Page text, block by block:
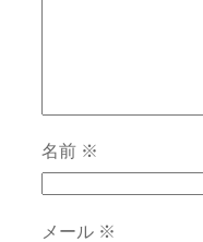
名前 ※
メール ※